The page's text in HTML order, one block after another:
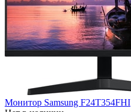
Монитор Samsung F24T354FHI